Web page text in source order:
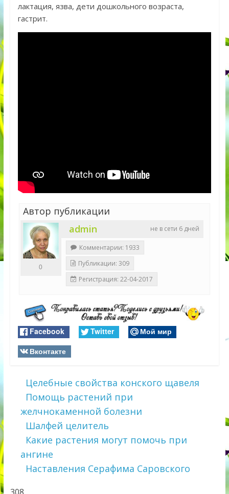
лактация, язва, дети дошкольного возраста,
гастрит.
Автор публикации
не в сети 6 дней
admin
0
Комментарии: 1933
Публикации: 309
Регистрация: 22-04-2017
Facebook Twitter
Мой мир
Вконтакте
Целебные свойства конского щавеля
Помощь растений при
желчнокаменной болезни
Шалфей целитель
Какие растения могут помочь при
ангине
Наставления Серафима Саровского